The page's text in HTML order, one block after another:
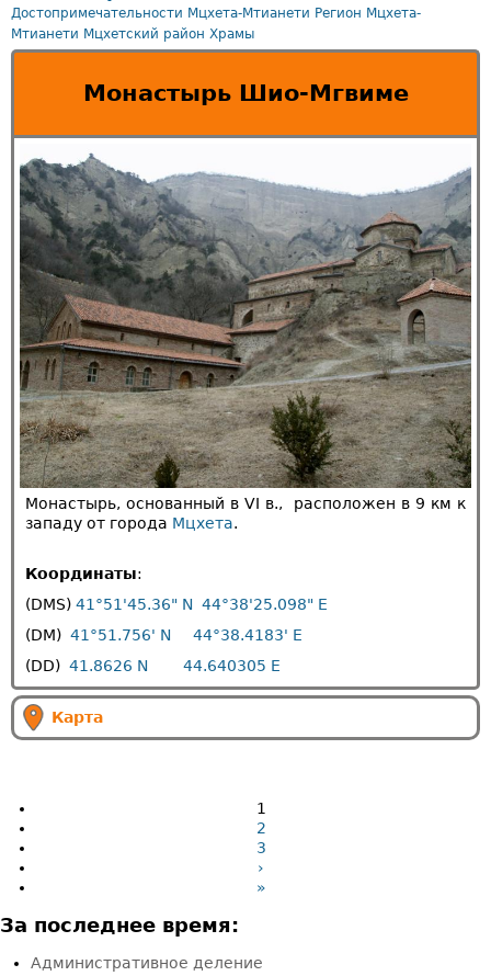
Достопримечательности Мцхета-Мтианети Регион Мцхета-
Мтианети Мцхетский район Храмы
Монастырь Шио-Мгвиме
Монастырь, основанный в VI в., расположен в 9 км к
западу от города Мцхета.
Координаты:
(DMS) 41°51'45.36" N 44°38'25.098" E
(DM) 41°51.756' N
44°38.4183' E
(DD) 41.8626 N 44.640305 E
Карта
1
2
3
›
»
За последнее время:
Административное деление